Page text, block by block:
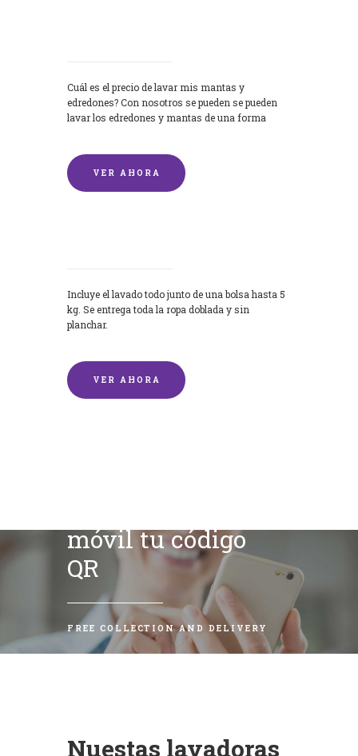
Cuál es el precio de lavar mis mantas y
edredones? Con nosotros se pueden se pueden
lavar los edredones y mantas de una forma
VER AHORA
Incluye el lavado todo junto de una bolsa hasta 5
kg. Se entrega toda la ropa doblada y sin
planchar.
VER AHORA
móvil tu código
QR
FREE COLLECTION AND DELIVERY
Nuestas lavadoras